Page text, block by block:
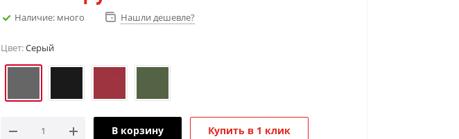
Наличие: много Нашли дешевле?
Цвет:Серый
В корзину Купить в 1 клик